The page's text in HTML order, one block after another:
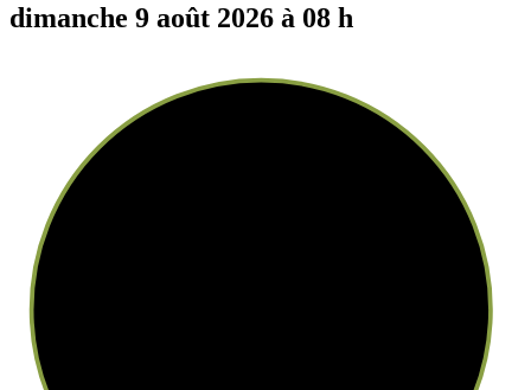
dimanche 9 août 2026 à 08 h